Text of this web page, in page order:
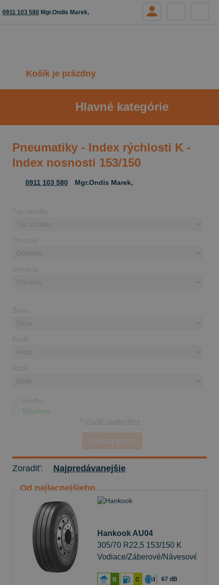
0911 103 580 Mgr.Ondis Marek,
Košík je prázdny
Hlavné kategórie
Pneumatiky - Index rýchlosti K -
Index nosnosti 153/150
0911 103 580 Mgr.Ondis Marek,
Typ vozidla:
Obdobie:
Výrobca:
Šírka:
Profil:
Ráfik:
Runflat
Skladom
Zrušiť všetky filtre
Zoradiť:
Najpredávanejšie
Od najlacnejšieho
Hankook AU04
305/70 R22,5 153/150 K
Vodiace/Záberové/Návesové
B C 67 dB